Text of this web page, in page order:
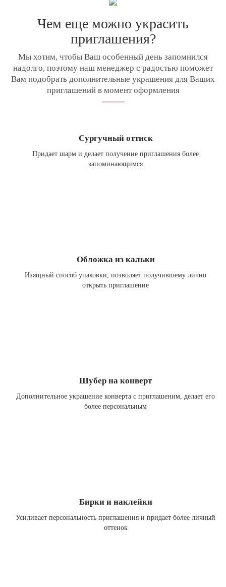
Чем еще можно украсить
приглашения?
Мы хотим, чтобы Ваш особенный день запомнился
надолго, поэтому наш менеджер с радостью поможет
Вам подобрать дополнительные украшения для Ваших
приглашений в момент оформления
Сургучный оттиск
Придает шарм и делает получение приглашения более
запоминающимся
Обложка из кальки
Изящный способ упаковки, позволяет получившему лично
открыть приглашение
Шубер на конверт
Дополнительное украшение конверта с приглашеним, делает его
более персональным
Бирки и наклейки
Усиливает персональность приглашения и придает более личный
оттенок